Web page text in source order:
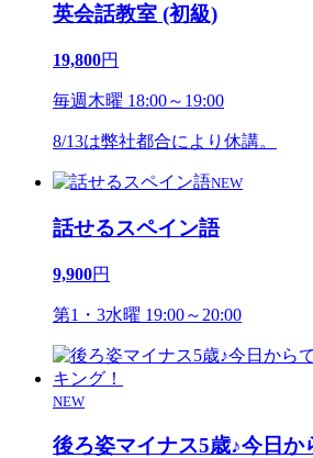
英会話教室 (初級)
19,800円
毎週木曜 18:00～19:00
8/13は弊社都合により休講。
NEW
話せるスペイン語
9,900円
第1・3水曜 19:00～20:00
NEW
後ろ姿マイナス5歳♪今日か